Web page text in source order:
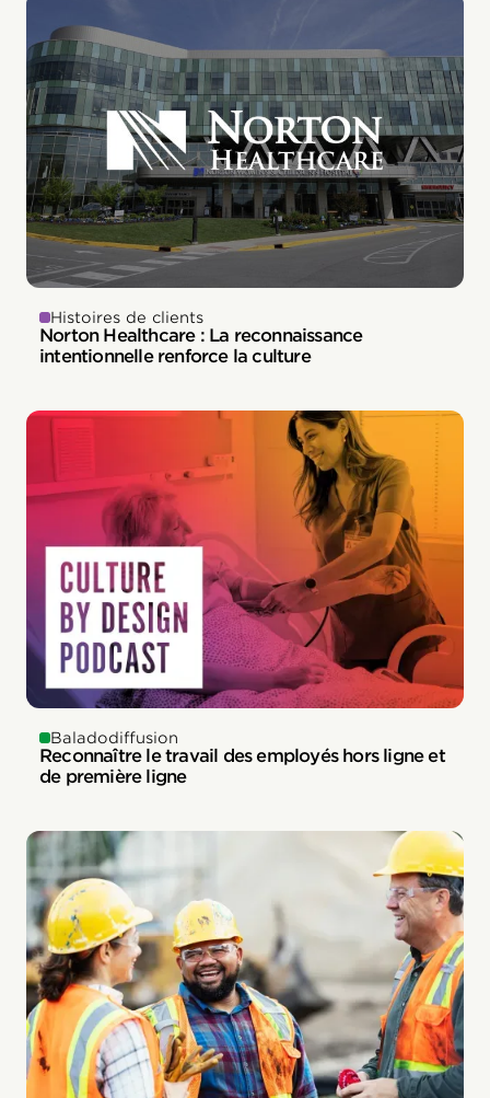
Histoires de clients
Norton Healthcare : La reconnaissance
intentionnelle renforce la culture
Baladodiffusion
Reconnaître le travail des employés hors ligne et
de première ligne